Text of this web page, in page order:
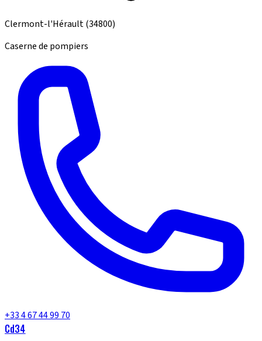
Clermont-l'Hérault(34800)
Caserne de pompiers
+33 4 67 44 99 70
Cd34